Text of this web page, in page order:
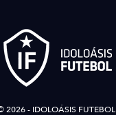
2026 - IDOLOÁSIS FUTEBOL